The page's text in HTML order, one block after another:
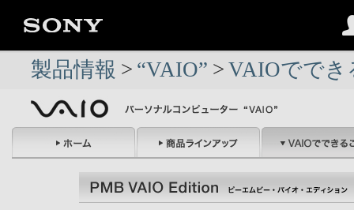
製品情報 > “VAIO” > VAIOででき